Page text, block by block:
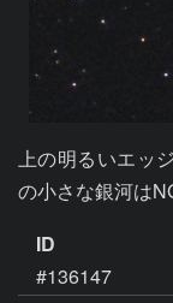
上の明るいエッ
の小さな銀河は
ID
#136147